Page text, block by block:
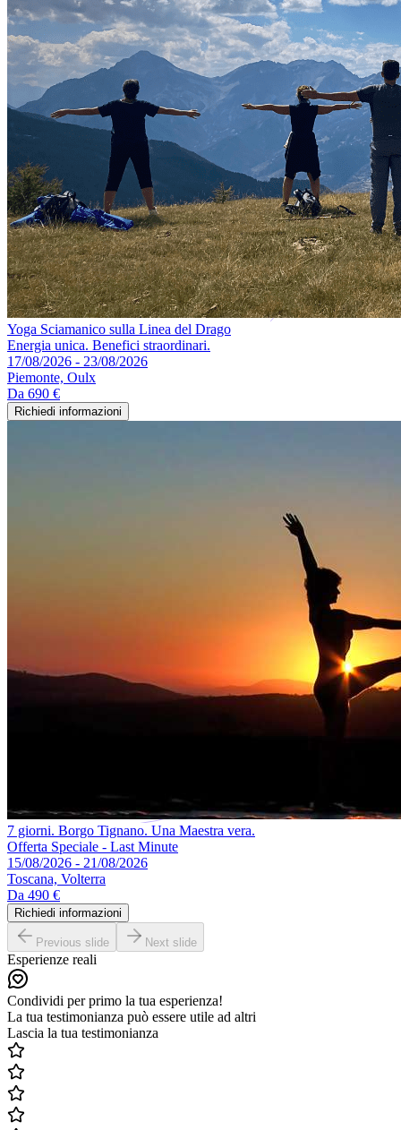
Yoga Sciamanico sulla Linea del Drago
Energia unica. Benefici straordinari.
17/08/2026 - 23/08/2026
Piemonte, Oulx
Da 690 €
Richiedi informazioni
7 giorni. Borgo Tignano. Una Maestra vera.
Offerta Speciale - Last Minute
15/08/2026 - 21/08/2026
Toscana, Volterra
Da 490 €
Richiedi informazioni
Previous slide Next slide
Esperienze reali
Condividi per primo la tua esperienza!
La tua testimonianza può essere utile ad altri
Lascia la tua testimonianza